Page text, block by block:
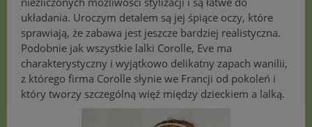
układania. Uroczym detalem są jej śpiące oczy, które
sprawiają, że zabawa jest jeszcze bardziej realistyczna.
Podobnie jak wszystkie lalki Corolle, Eve ma
charakterystyczny i wyjątkowo delikatny zapach wanilii,
z którego firma Corolle słynie we Francji od pokoleń i
który tworzy szczególną więź między dzieckiem a lalką.